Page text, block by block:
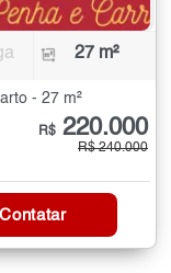
27 m²
- 27 m²
R$ 220.000
R$ 240.000
Contatar